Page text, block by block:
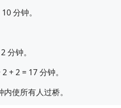
分钟。
分钟。
+ 2 = 17 分钟。
使所有人过桥。